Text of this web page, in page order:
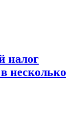
налог
несколько